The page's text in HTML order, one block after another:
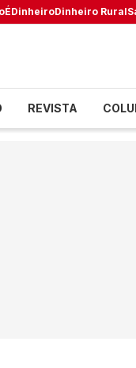
DinheiroDinheiro Rural
REVISTA